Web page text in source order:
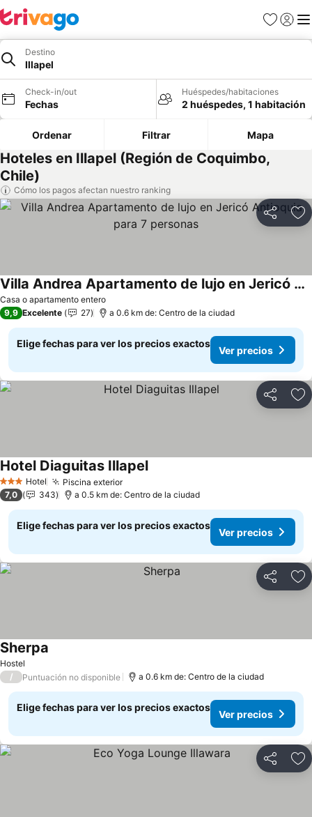
Favoritos
Iniciar
Destino
Illapel
Check-in/out
Fechas
Huéspedes/habitaciones
2 huéspedes, 1 habitación
Ordenar Filtrar Mapa
Hoteles en Illapel (Región de Coquimbo,
Chile)
Cómo los pagos afectan nuestro ranking
Compartir
Casa o apartamento entero
Villa Andrea Apartamento de lujo en Jericó Antioquia para 7 personas
9,9 Excelente 27 a 0.6 km de: Centro de la ciudad
Elige fechas para ver los precios exactos
Ver precios
Compartir
3 Estrellas
Hotel Piscina exterior
Hotel Diaguitas Illapel
7,0 343 a 0.5 km de: Centro de la ciudad
Elige fechas para ver los precios exactos
Ver precios
Compartir
Hostel
Sherpa
/ Puntuación no disponible a 0.6 km de: Centro de la ciudad
Elige fechas para ver los precios exactos
Ver precios
Compartir